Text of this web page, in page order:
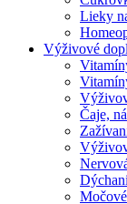
Lieky
Výživové
Čaje,